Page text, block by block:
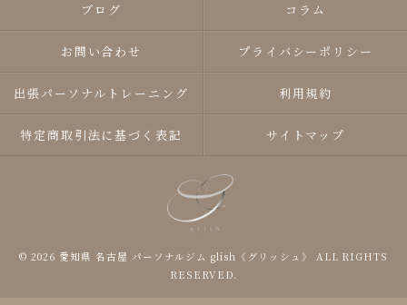
ブログ コラム
お問い合わせ プライバシーポリシー
出張パーソナルトレーニング 利用規約
特定商取引法に基づく表記 サイトマップ
© 2026 愛知県 名古屋 パーソナルジム glish《グリッシュ》 ALL RIGHTS
RESERVED.